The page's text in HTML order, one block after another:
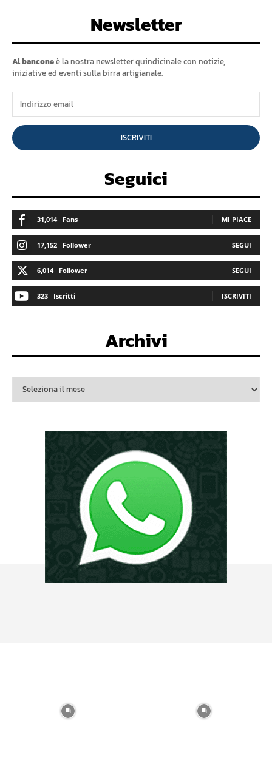
Newsletter
Al banconeè la nostra newsletter quindicinale con notizie,
iniziative ed eventi sulla birra artigianale.
ISCRIVITI
Seguici
31,014 Fans MI PIACE
17,152 Follower SEGUI
6,014 Follower SEGUI
323 Iscritti ISCRIVITI
Archivi